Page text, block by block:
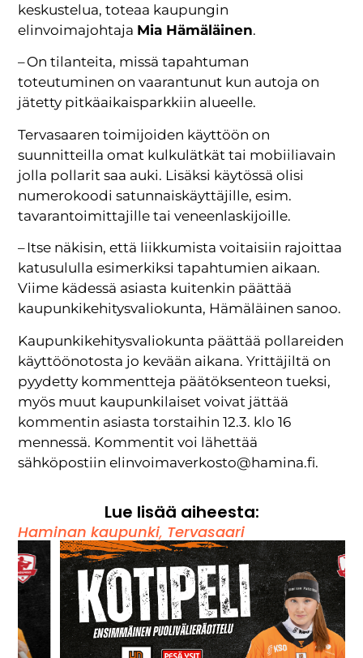
keskustelua, toteaa kaupungin
elinvoimajohtaja Mia Hämäläinen.
– On tilanteita, missä tapahtuman
toteutuminen on vaarantunut kun autoja on
jätetty pitkäaikaisparkkiin alueelle.
Tervasaaren toimijoiden käyttöön on
suunnitteilla omat kulkulätkät tai mobiiliavain
jolla pollarit saa auki. Lisäksi käytössä olisi
numerokoodi satunnaiskäyttäjille, esim.
tavarantoimittajille tai veneenlaskijoille.
– Itse näkisin, että liikkumista voitaisiin rajoittaa
katusululla esimerkiksi tapahtumien aikaan.
Viime kädessä asiasta kuitenkin päättää
kaupunkikehitysvaliokunta, Hämäläinen sanoo.
Kaupunkikehitysvaliokunta päättää pollareiden
käyttöönotosta jo kevään aikana. Yrittäjiltä on
pyydetty kommentteja päätöksenteon tueksi,
myös muut kaupunkilaiset voivat jättää
kommentin asiasta torstaihin 12.3. klo 16
mennessä. Kommentit voi lähettää
sähköpostiin elinvoimaverkosto@hamina.fi.
Lue lisää aiheesta:
Haminan kaupunki, Tervasaari